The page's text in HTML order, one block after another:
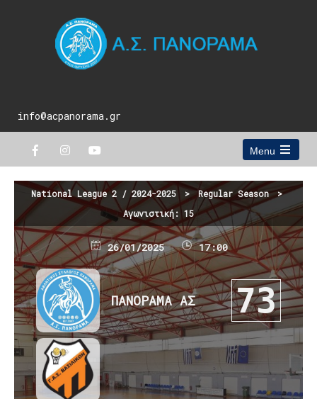
info@acpanorama.gr
Menu
Open
main
menu
National League 2 / 2024-2025 > Regular Season
>
Αγωνιστική: 15
26/01/2025 17:00
ΠΑΝΟΡΑΜΑ ΑΣ 73